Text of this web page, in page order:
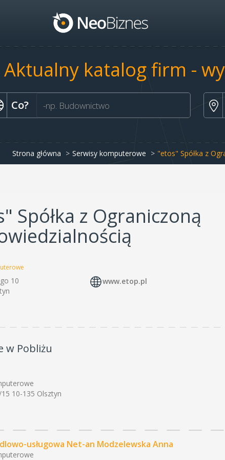
Aktualny katalog firm -
Co?
Strona główna Serwisy komputerowe "etos" Spółka z
Spółka z Ograniczoną
10
www.etop.pl
w Pobliżu
15 10-135 Olsztyn
usługowa Net-an Modzelewska Anna